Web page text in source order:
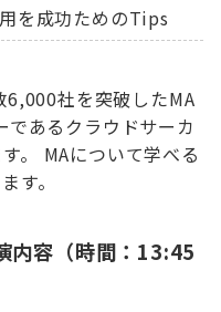
を成功ためのTips
6,000社を突破したMA
あるクラウドサーカ
。 MAについて学べる
す。
内容（時間：13:45